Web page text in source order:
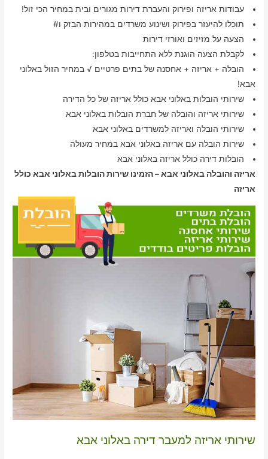
עבודות אריזה ופירוק והעברת דירות מגורים ובית במחיר הכי זול!
תוכלו להיעזר בפירוק ושינוע משרדים במהירות הבזק ו#
הצעה על מזיזים ואורזי דירות
לקבלת הצעה הוגנת ללא התחייבות בטלפון:
הובלה + אריזה + אחסנה של בתים פרטיים √ במחיר הזול באלוני
אבא!
שירותי הובלות באלוני אבא כולל אריזה של כל הדירה
שירותי אריזה והובלה של חברת הובלות באלוני אבא
שירותי הובלה ואריזה למשרדים באלוני אבא
שירות הובלה עם אריזה באלוני אבא במחיר מעולה
הובלות דירה כולל אריזה באלוני אבא
אריזה והובלה באלוני אבא – הזמינו שירות הובלות באלוני אבא כולל
אריזה
שירותי אריזה למעבר דירה באלוני אבא